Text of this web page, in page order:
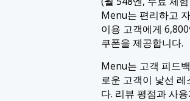
Menu는 편리하고
이용 고객에게
쿠폰을 제공합니다.
Menu는 고객 피드
로운 고객이 낯선
다. 리뷰 평점과 사